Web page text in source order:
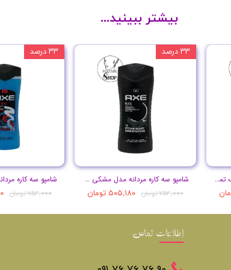
۷۵۴,۰۰۰ تومان
۳۳ درصد
شامپو سه کاره مردانه مدل مشکی حجم 400 میل
۷۵۴,۰۰۰ تومان ۵۰۵,۱۸۰ تومان
۳۳ درصد
شامپو سه کاره مردانه مدل دارک تمپتیشن حجم 400 میل
بیشتر ببینید...
اطلاعات تماس